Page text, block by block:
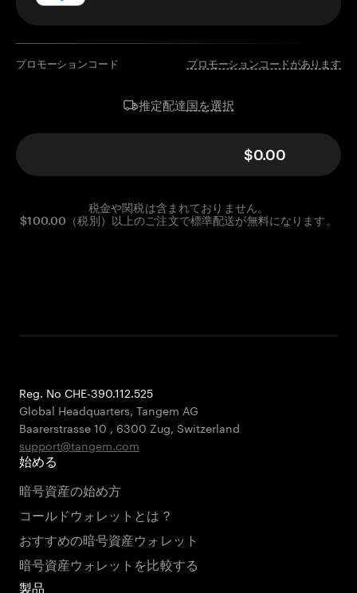
プロモーションコード プロモーションコードがあります
推定配達国を選択
$0.00
税金や関税は含まれておりません。
$100.00（税別）以上のご注文で標準配送が無料になります。
Reg. No CHE-390.112.525
Global Headquarters, Tangem AG
Baarerstrasse 10 , 6300 Zug, Switzerland
support@tangem.com
始める
暗号資産の始め方
コールドウォレットとは？
おすすめの暗号資産ウォレット
暗号資産ウォレットを比較する
製品